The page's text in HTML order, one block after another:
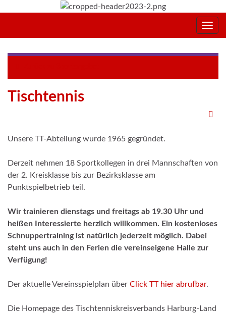
Tischtennis
Unsere TT-Abteilung wurde 1965 gegründet.
Derzeit nehmen 18 Sportkollegen in drei Mannschaften von
der 2. Kreisklasse bis zur Bezirksklasse am
Punktspielbetrieb teil.
Wir trainieren dienstags und freitags ab 19.30 Uhr und
heißen Interessierte herzlich willkommen. Ein kostenloses
Schnuppertraining ist natürlich jederzeit möglich. Dabei
steht uns auch in den Ferien die vereinseigene Halle zur
Verfügung!
Der aktuelle Vereinsspielplan über Click TT hier abrufbar.
Die Homepage des Tischtenniskreisverbands Harburg-Land